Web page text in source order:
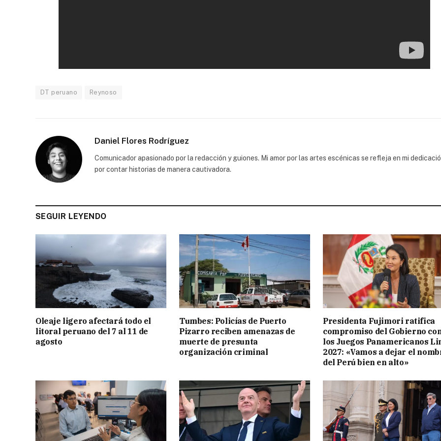
DT peruano Reynoso
Daniel Flores Rodríguez
Comunicador apasionado por la redacción y guiones. Mi amor por las artes escénicas se refleja en mi
por contar historias de manera cautivadora.
SEGUIR LEYENDO
Oleaje ligero afectará todo el
litoral peruano del 7 al 11 de
agosto
Tumbes: Policías de Puerto
Pizarro reciben amenazas de
muerte de presunta
organización criminal
Presidenta Fujimori ratifica
compromiso del Gobierno
los Juegos Panamericanos
2027: «Vamos a dejar el
del Perú bien en alto»